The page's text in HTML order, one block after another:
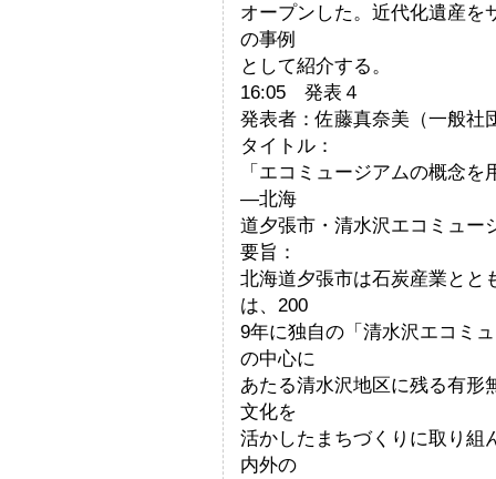
オープンした。近代化遺産を
の事例
として紹介する。
16:05 発表４
発表者：佐藤真奈美（一般社
タイトル：
「エコミュージアムの概念
―北海
道夕張市・清水沢エコミュ
要旨：
北海道夕張市は石炭産業とと
は、200
9年に独自の「清水沢エコミ
の中心に
あたる清水沢地区に残る有形
文化を
活かしたまちづくりに取り組
内外の